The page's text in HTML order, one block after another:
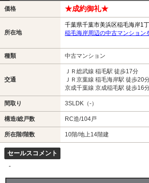
価格 ★成約御礼★
所在地
千葉県千葉市美浜区稲毛海岸1
稲毛海岸周辺の中古マンション
種類 中古マンション
交通
ＪＲ総武線 稲毛駅 徒歩17分
ＪＲ京葉線 稲毛海岸駅 徒歩20
京成千葉線 京成稲毛駅 徒歩16
間取り 3SLDK（-）
構造/総戸数 RC造/104戸
所在階/階数 10階/地上14階建
セールスコメント
-